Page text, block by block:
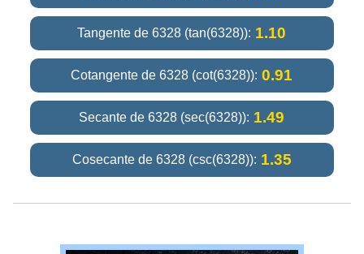
Tangente de 6328 (tan(6328)): 1.10
Cotangente de 6328 (cot(6328)): 0.91
Secante de 6328 (sec(6328)): 1.49
Cosecante de 6328 (csc(6328)): 1.35